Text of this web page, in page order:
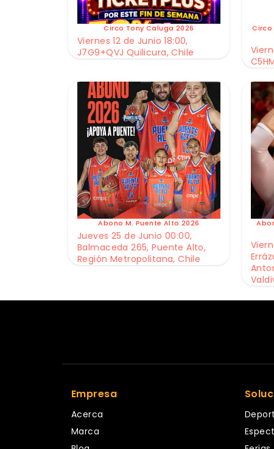
Circo Tony Caluga 2026
Viernes 12 de Junio 18:00,
J7G9+QVJ Quilicura, Chile
Circo
Abono M. Puente Alto 2026
Jueves 25 de Junio 00:00,
Balmaceda 265, Puente Alto,
Región Metropolitana, Chile
Empresa
Acerca
Marca